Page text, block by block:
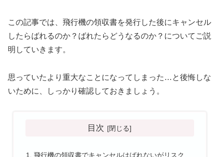
この記事では、飛行機の領収書を発行した後にキャンセル
したらばれるのか？ばれたらどうなるのか？についてご説
明していきます。
思っていたより重大なことになってしまった…と後悔しな
いために、しっかり確認しておきましょう。
目次
飛行機の領収書でキャンセルはばれないがリスク